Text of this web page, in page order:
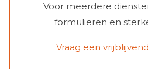
Voor meerdere
formulieren en
Vraag een